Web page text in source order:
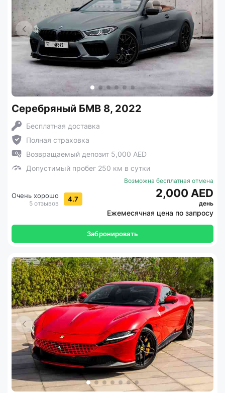
Серебряный БМВ 8, 2022
Бесплатная доставка
Полная страховка
Возвращаемый депозит 5,000 AED
Допустимый пробег 250 км в сутки
Очень хорошо
5 отзывов 4.7
Возможна бесплатная отмена
2,000 AED
день
Ежемесячная цена по запросу
Забронировать